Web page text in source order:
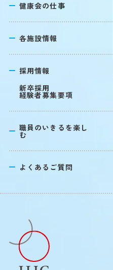
健康会の仕事
各施設情報
採用情報
新卒採用
経験者募集要項
職員のいきるを楽し
む
よくあるご質問